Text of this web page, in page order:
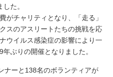
た。
がチャリティとなり、「走る」
スのアスリートたちの挑戦を応
ウイルス感染症の影響により一
ぶりの開催となりました。
ナーと138名のボランティアが